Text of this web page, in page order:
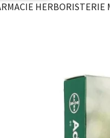
HERBORISTERIE